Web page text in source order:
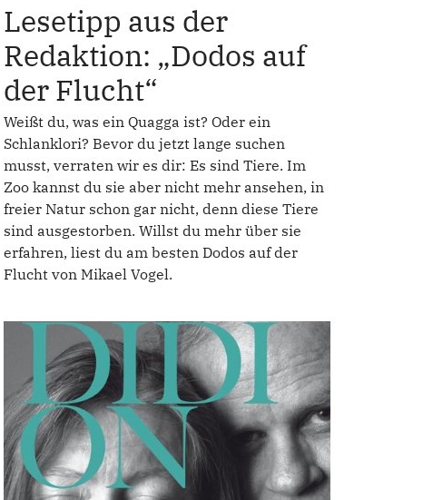
Lesetipp aus der
Redaktion: „Dodos auf
der Flucht“
Weißt du, was ein Quagga ist? Oder ein
Schlanklori? Bevor du jetzt lange suchen
musst, verraten wir es dir: Es sind Tiere. Im
Zoo kannst du sie aber nicht mehr ansehen, in
freier Natur schon gar nicht, denn diese Tiere
sind ausgestorben. Willst du mehr über sie
erfahren, liest du am besten Dodos auf der
Flucht von Mikael Vogel.